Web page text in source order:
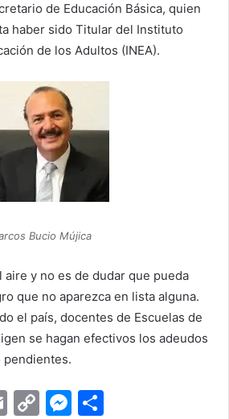
de Educación Básica, quien
haber sido Titular del Instituto
de los Adultos (INEA).
Bucio Mújica
aire y no es de dudar que pueda
que no aparezca en lista alguna.
el país, docentes de Escuelas de
se hagan efectivos los adeudos
pendientes.
E
C
M